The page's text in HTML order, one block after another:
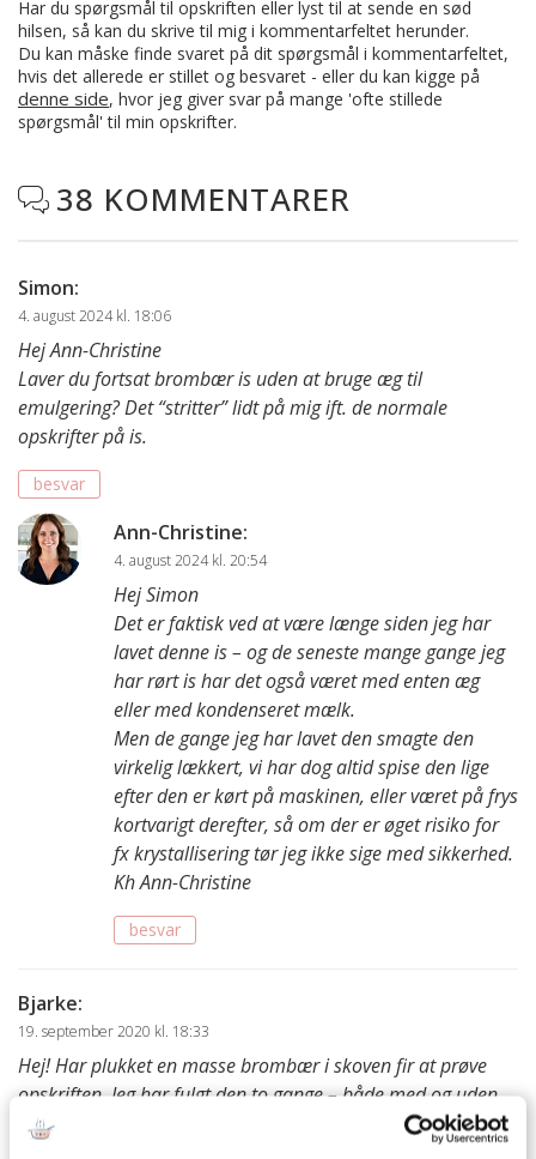
Har du spørgsmål til opskriften eller lyst til at sende en sød
hilsen, så kan du skrive til mig i kommentarfeltet herunder.
Du kan måske finde svaret på dit spørgsmål i kommentarfeltet,
hvis det allerede er stillet og besvaret - eller du kan kigge på
denne side, hvor jeg giver svar på mange 'ofte stillede
spørgsmål' til min opskrifter.
 38 KOMMENTARER
Simon:
4. august 2024 kl. 18:06
Hej Ann-Christine
Laver du fortsat brombær is uden at bruge æg til
emulgering? Det “stritter” lidt på mig ift. de normale
opskrifter på is.
besvar
Ann-Christine:
4. august 2024 kl. 20:54
Hej Simon
Det er faktisk ved at være længe siden jeg har
lavet denne is – og de seneste mange gange jeg
har rørt is har det også været med enten æg
eller med kondenseret mælk.
Men de gange jeg har lavet den smagte den
virkelig lækkert, vi har dog altid spise den lige
efter den er kørt på maskinen, eller været på frys
kortvarigt derefter, så om der er øget risiko for
fx krystallisering tør jeg ikke sige med sikkerhed.
Kh Ann-Christine
besvar
Bjarke:
19. september 2020 kl. 18:33
Hej! Har plukket en masse brombær i skoven fir at prøve
opskriften. Jeg har fulgt den to gange – både med og uden
at piske fløden til let flødeskum. Begge gange dannes der
“fedt klumper” fra fløden i isen, som ismaskinen ikke er